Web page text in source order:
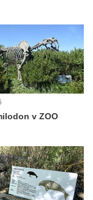
v ZOO